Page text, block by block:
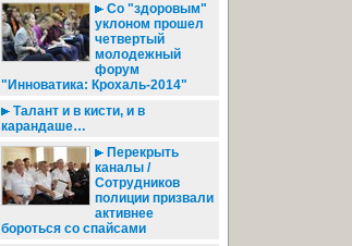
Со "здоровым"
уклоном прошел
четвертый
молодежный
форум
"Инноватика: Крохаль-2014"
Талант и в кисти, и в
карандаше…
Перекрыть
каналы /
Сотрудников
полиции призвали
активнее
бороться со спайсами